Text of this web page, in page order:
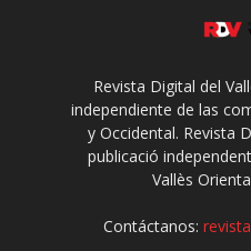
Revista Digital del
independiente de las
y Occidental. Revista
publicació
Vallès
Contáctanos: